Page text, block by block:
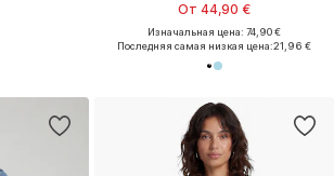
От 44,90 €
Изначальная цена: 74,90 €
Последняя самая низкая цена:21,96 €